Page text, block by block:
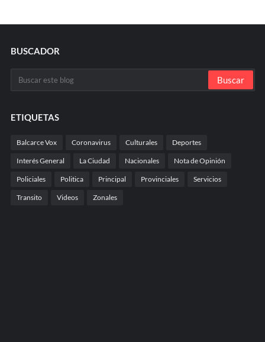
BUSCADOR
ETIQUETAS
Balcarce Vox Coronavirus Culturales Deportes
Interés General La Ciudad Nacionales Nota de Opinión
Policiales Politica Principal Provinciales Servicios
Transito Videos Zonales